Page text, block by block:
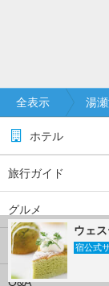
ウェ
宿公式
全表示 湯
ホテル
旅行ガイド
グルメ
旅行記
Q&A